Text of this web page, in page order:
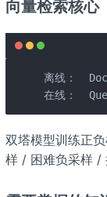
向量检索核心
离线：
在线：
双塔模型训练正
样 / 困难负采样 /